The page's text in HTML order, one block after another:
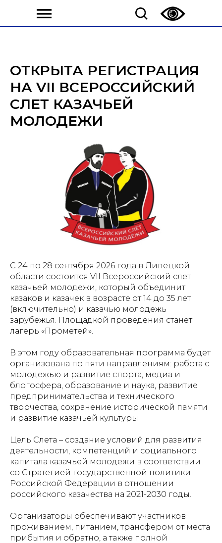
О ПАЛАТЕ
НОВОСТИ
ОТКРЫТА РЕГИСТРАЦИЯ
НА VII ВСЕРОССИЙСКИЙ
СЛЕТ КАЗАЧЬЕЙ
МОЛОДЕЖИ
С 24 по 28 сентября 2026 года в Липецкой
области состоится VII Всероссийский слет
казачьей молодежи, который объединит
казаков и казачек в возрасте от 14 до 35 лет
(включительно) и казачью молодежь
зарубежья. Площадкой проведения станет
лагерь «Прометей».
В этом году образовательная программа будет
организована по пяти направлениям: работа с
молодежью и развитие спорта, медиа и
блогосфера, образование и наука, развитие
предпринимательства и технического
творчества, сохранение исторической памяти
и развитие казачьей культуры.
Цель Слета – создание условий для развития
деятельности, компетенций и социального
капитала казачьей молодежи в соответствии
со Стратегией государственной политики
Российской Федерации в отношении
российского казачества на 2021-2030 годы.
Организаторы обеспечивают участников
проживанием, питанием, трансфером от места
прибытия и обратно, а также полной